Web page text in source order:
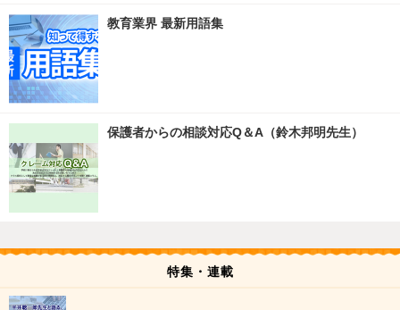
教育業界 最新用語集
保護者からの相談対応Q＆A（鈴木邦明先生）
特集・連載